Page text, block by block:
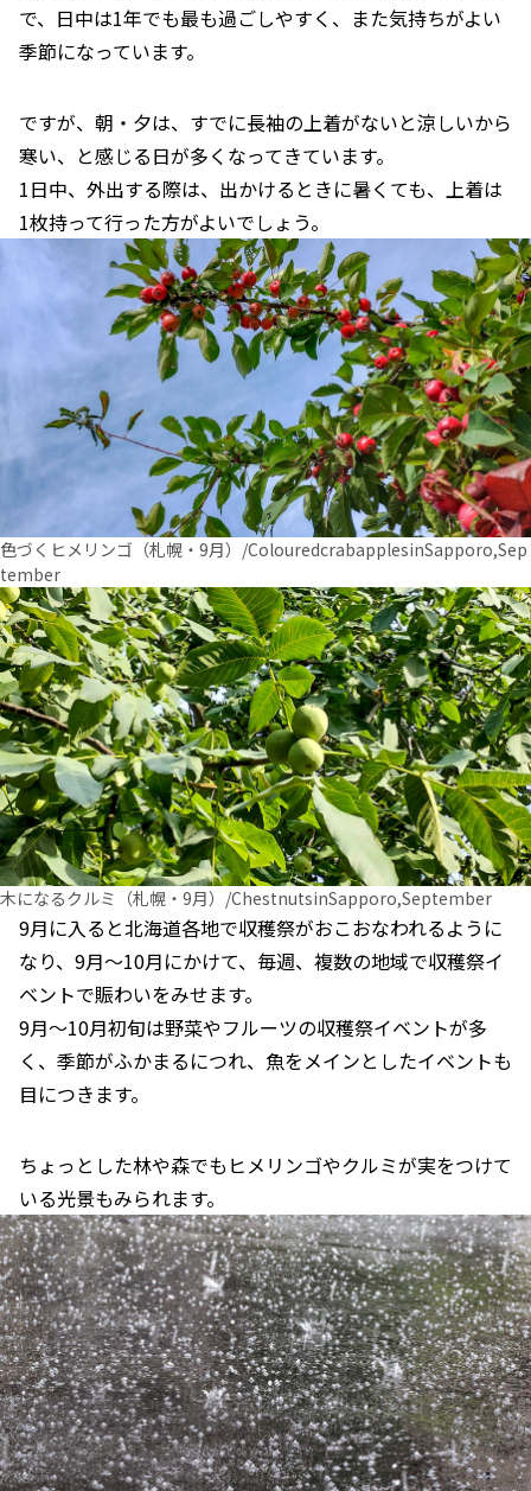
で、日中は1年でも最も過ごしやすく、また気持ちがよい
季節になっています。
ですが、朝・夕は、すでに長袖の上着がないと涼しいから
寒い、と感じる日が多くなってきています。
1日中、外出する際は、出かけるときに暑くても、上着は
1枚持って行った方がよいでしょう。
色づくヒメリンゴ（札幌・9月）/ColouredcrabapplesinSapporo,Sep
tember
木になるクルミ（札幌・9月）/ChestnutsinSapporo,September
9月に入ると北海道各地で収穫祭がおこおなわれるように
なり、9月～10月にかけて、毎週、複数の地域で収穫祭イ
ベントで賑わいをみせます。
9月～10月初旬は野菜やフルーツの収穫祭イベントが多
く、季節がふかまるにつれ、魚をメインとしたイベントも
目につきます。
ちょっとした林や森でもヒメリンゴやクルミが実をつけて
いる光景もみられます。